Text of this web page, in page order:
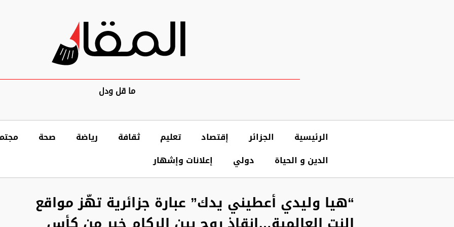
ما قل ودل
الرئيسية الجزائر إقتصاد تعليم ثقافة رياضة صحة
الدين و الحياة
دولي إعلانات وإشهار
“هيا وليدي أعطيني يدك” عبارة جزائرية تهّز مواقع